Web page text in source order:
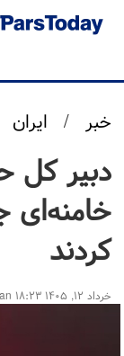
خبر / ایران
دبیر کل
خامنه‌ای
کردند
خرداد ۱۲, ۱۴۰۵ ۱۸:۲۳ Asia/Tehran